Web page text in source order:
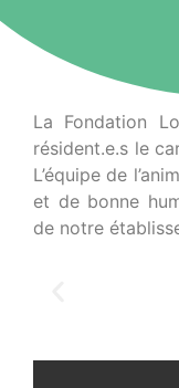
La Fondation
résident.e.s le
L’équipe de
et de bonne
de notre